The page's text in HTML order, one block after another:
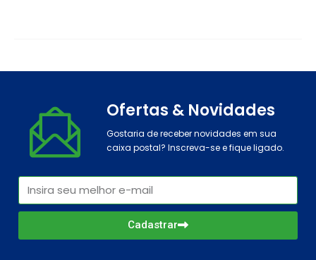
Ofertas & Novidades
Gostaria de receber novidades em sua
caixa postal? Inscreva-se e fique ligado.
Cadastrar